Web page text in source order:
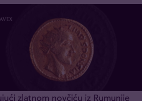
zlatnom novčiću iz Rumunije